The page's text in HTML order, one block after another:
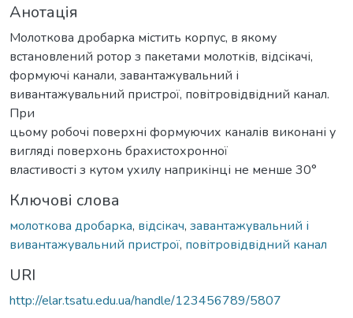
Анотація
Молоткова дробарка містить корпус, в якому
встановлений ротор з пакетами молотків, відсікачі,
формуючі канали, завантажувальний і
вивантажувальний пристрої, повітровідвідний канал.
При
цьому робочі поверхні формуючих каналів виконані у
вигляді поверхонь брахистохронної
властивості з кутом ухилу наприкінці не менше 30°
Ключові слова
молоткова дробарка, відсікач, завантажувальний і
вивантажувальний пристрої, повітровідвідний канал
URI
http://elar.tsatu.edu.ua/handle/123456789/5807